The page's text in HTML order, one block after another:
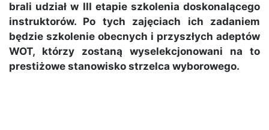
brali udział w III etapie szkolenia doskonalącego
instruktorów. Po tych zajęciach ich zadaniem
będzie szkolenie obecnych i przyszłych adeptów
WOT, którzy zostaną wyselekcjonowani na to
prestiżowe stanowisko strzelca wyborowego.